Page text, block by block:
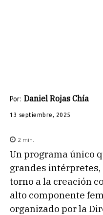
Por: Daniel Rojas Chía
13 septiembre, 2025
2 min.
Un programa único
grandes intérpretes,
torno a la creación
alto componente
organizado por la